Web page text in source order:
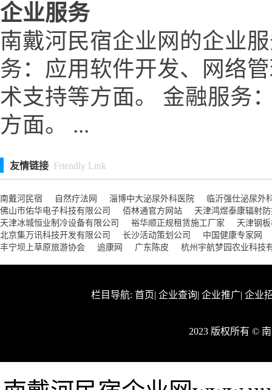
企业服务
南戴河民宿企业网的企业
务：应用软件开发、网络
术支持等方面。 金融服务
方面。 ...
友情链接 Friendly Link
南戴河民宿 自然疗法网 淄博中大泌尿外科医院
临沂强仕泌尿外
佛山市佑华电子科技有限公司
佰林通官方网站
天津鸿煜泰康辐射
天津冰城恒业制冷设备有限公司
裕华顺正规租赁施工厂家
天津钢
北京集万讯科技开发有限公司
长沙活动策划公司
中国健康专家网
丰宁坝上草原旅游协会
追康网 广东陈皮 杭州宇航梦园农业科技
栏目导航: 首页| 企业查询| 企业推广| 企业
2023 版权所有 ©